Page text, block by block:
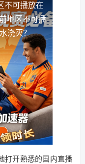
不可播放在
地区不可播
浇灭？
打开熟悉的国内直播